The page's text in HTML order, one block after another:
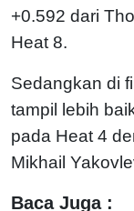
+0.592 dari
Heat 8.
Sedangkan di
tampil lebih
pada Heat 4
Mikhail
Baca Juga :